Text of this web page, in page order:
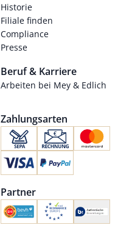
Historie
Filiale finden
Compliance
Presse
Beruf & Karriere
Arbeiten bei Mey & Edlich
Zahlungsarten
Partner